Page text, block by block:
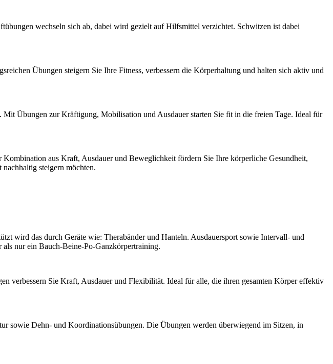
wechseln sich ab, dabei wird gezielt auf Hilfsmittel verzichtet. Schwitzen ist dabei
Übungen steigern Sie Ihre Fitness, verbessern die Körperhaltung und halten sich aktiv und
Übungen zur Kräftigung, Mobilisation und Ausdauer starten Sie fit in die freien Tage. Ideal für
aus Kraft, Ausdauer und Beweglichkeit fördern Sie Ihre körperliche Gesundheit,
steigern möchten.
wird das durch Geräte wie: Therabänder und Hanteln. Ausdauersport sowie Intervall- und
nur ein Bauch-Beine-Po-Ganzkörpertraining.
verbessern Sie Kraft, Ausdauer und Flexibilität. Ideal für alle, die ihren gesamten Körper effektiv
sowie Dehn- und Koordinationsübungen. Die Übungen werden überwiegend im Sitzen, in